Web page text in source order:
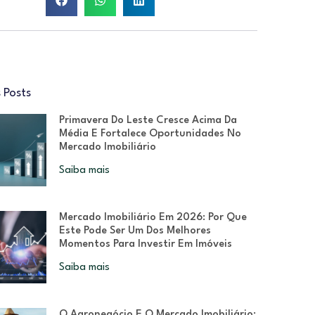
Posts
Primavera Do Leste Cresce Acima Da
Média E Fortalece Oportunidades No
Mercado Imobiliário
Saiba mais
Mercado Imobiliário Em 2026: Por Que
Este Pode Ser Um Dos Melhores
Momentos Para Investir Em Imóveis
Saiba mais